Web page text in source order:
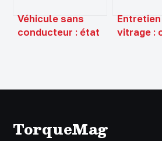
Véhicule sans
conducteur : état
vitrage :
TorqueMag